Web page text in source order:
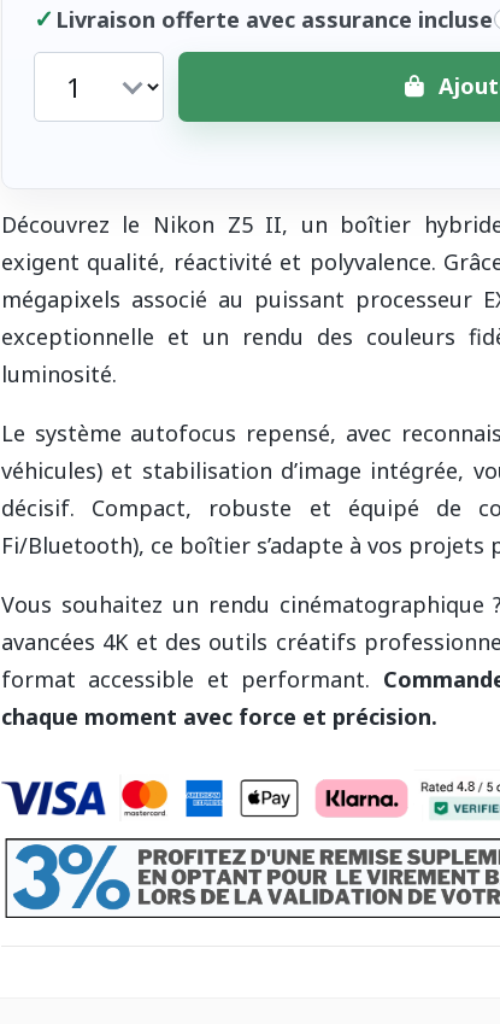
✓ Livraison offerte avec assurance incluse
Découvrez le Nikon Z5 II, un boîtier
exigent qualité, réactivité et polyvalence.
mégapixels associé au puissant processeur
exceptionnelle et un rendu des couleurs
luminosité.
Le système autofocus repensé, avec
véhicules) et stabilisation d’image intégrée,
décisif. Compact, robuste et équipé de
Fi/Bluetooth), ce boîtier s’adapte à vos projets
Vous souhaitez un rendu
avancées 4K et des outils créatifs
format accessible et performant.
chaque moment avec force et précision.